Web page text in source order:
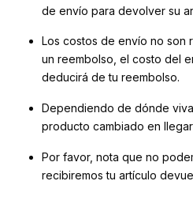
de envío para devolver su
Los costos de envío no son
un reembolso, el costo del
deducirá de tu reembolso.
Dependiendo de dónde
producto cambiado en
Por favor, nota que no
recibiremos tu artículo